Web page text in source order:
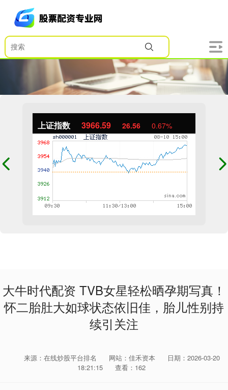
上证指数 3966.59 26.56 0.67%
大牛时代配资 TVB女星轻松晒孕期写真！
怀二胎肚大如球状态依旧佳，胎儿性别持
续引关注
来源：在线炒股平台排名 网站：佳禾资本
日期：2026-03-20
18:21:15
查看：162